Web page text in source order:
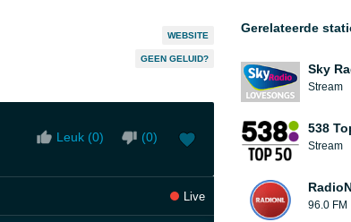
WEBSITE
GEEN GELUID?
Leuk (0) (0)
Live
Gerelateerde
Sky
Stream
538
Stream
96.0 FM